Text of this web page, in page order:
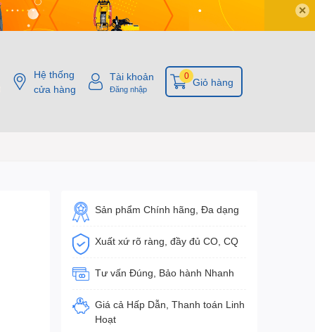
✕
Hệ thống
cửa hàng
Tài khoản
Đăng nhập
Giỏ hàng
0
Sản phẩm Chính hãng, Đa dạng
Xuất xứ rõ ràng, đầy đủ CO, CQ
Tư vấn Đúng, Bảo hành Nhanh
Giá cả Hấp Dẫn, Thanh toán Linh
Hoạt